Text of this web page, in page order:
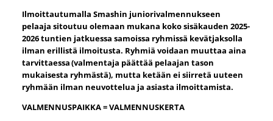
Ilmoittautumalla Smashin juniorivalmennukseen
pelaaja sitoutuu olemaan mukana koko sisäkauden 2025-
2026 tuntien jatkuessa samoissa ryhmissä kevätjaksolla
ilman erillistä ilmoitusta. Ryhmiä voidaan muuttaa aina
tarvittaessa (valmentaja päättää pelaajan tason
mukaisesta ryhmästä), mutta ketään ei siirretä uuteen
ryhmään ilman neuvottelua ja asiasta ilmoittamista.
VALMENNUSPAIKKA = VALMENNUSKERTA